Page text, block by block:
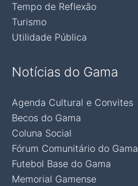
Tempo de Reflexão
Turismo
Utilidade Pública
Notícias do Gama
Agenda Cultural e Convites
Becos do Gama
Coluna Social
Fórum Comunitário do Gama
Futebol Base do Gama
Memorial Gamense